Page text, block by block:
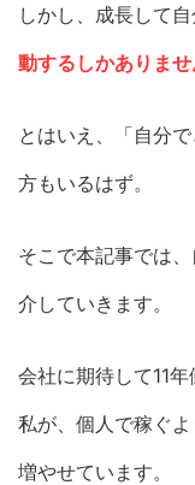
しかし、成長して
動するしかありませ
とはいえ、「自分
方もいるはず。
そこで本記事では
介していきます。
会社に期待して11
私が、個人で稼ぐ
増やせています。